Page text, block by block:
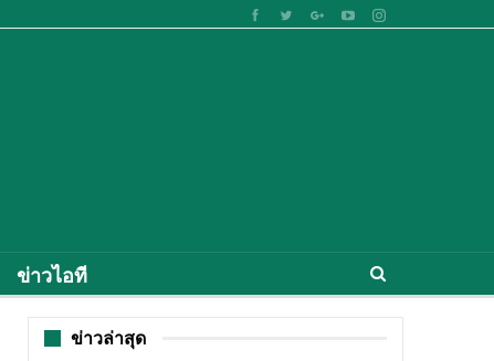
ข่าวไอที
ข่าวล่าสุด